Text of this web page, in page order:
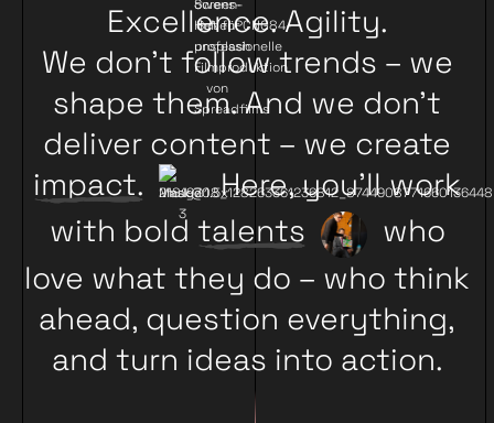
Excellence. Agility.
We don’t follow trends – we
shape them. And we don’t
deliver content – we create
impact.
Here, you’ll work
with bold talents
who
love what they do – who think
ahead, question everything,
and turn ideas into action.